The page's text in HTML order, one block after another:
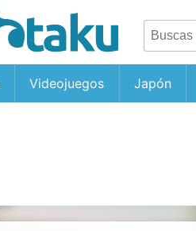
Videojuegos Japón